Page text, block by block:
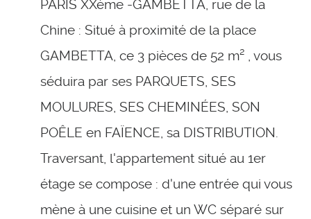
PARIS XXème -GAMBETTA, rue de la
Chine : Situé à proximité de la place
GAMBETTA, ce 3 pièces de 52 m² , vous
séduira par ses PARQUETS, SES
MOULURES, SES CHEMINÉES, SON
POÊLE en FAÏENCE, sa DISTRIBUTION.
Traversant, l'appartement situé au 1er
étage se compose : d'une entrée qui vous
mène à une cuisine et un WC séparé sur